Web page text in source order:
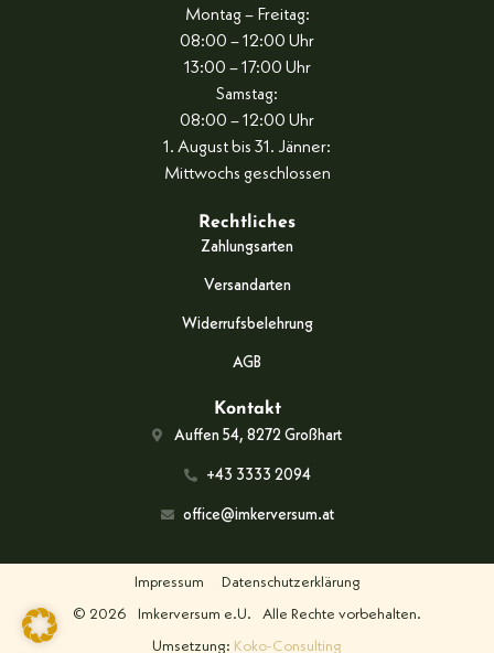
Montag – Freitag:
08:00 – 12:00 Uhr
13:00 – 17:00 Uhr
Samstag:
08:00 – 12:00 Uhr
1. August bis 31. Jänner:
Mittwochs geschlossen
Rechtliches
Zahlungsarten
Versandarten
Widerrufsbelehrung
AGB
Kontakt
Auffen 54, 8272 Großhart
+43 3333 2094
office@imkerversum.at
Impressum Datenschutzerklärung
© 2026 Imkerversum e.U. Alle Rechte vorbehalten.
Umsetzung: Koko-Consulting